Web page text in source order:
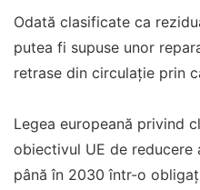
Odată clasificate ca
putea fi supuse unor
retrase din circulație prin
Legea europeană privind
obiectivul UE de reducere
până în 2030 într-o